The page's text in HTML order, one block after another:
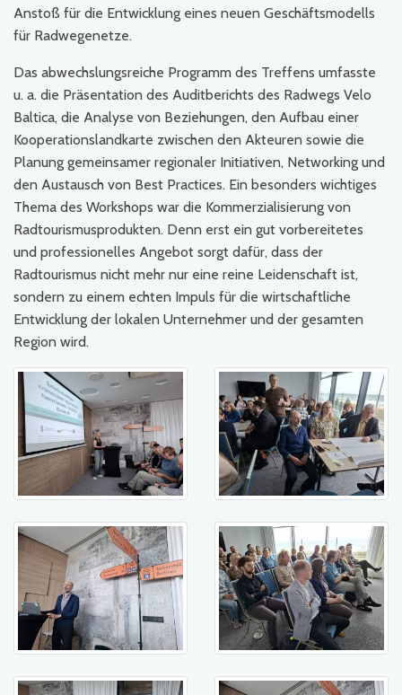
Anstoß für die Entwicklung eines neuen Geschäftsmodells
für Radwegenetze.
Das abwechslungsreiche Programm des Treffens umfasste
u. a. die Präsentation des Auditberichts des Radwegs Velo
Baltica, die Analyse von Beziehungen, den Aufbau einer
Kooperationslandkarte zwischen den Akteuren sowie die
Planung gemeinsamer regionaler Initiativen, Networking und
den Austausch von Best Practices. Ein besonders wichtiges
Thema des Workshops war die Kommerzialisierung von
Radtourismusprodukten. Denn erst ein gut vorbereitetes
und professionelles Angebot sorgt dafür, dass der
Radtourismus nicht mehr nur eine reine Leidenschaft ist,
sondern zu einem echten Impuls für die wirtschaftliche
Entwicklung der lokalen Unternehmer und der gesamten
Region wird.